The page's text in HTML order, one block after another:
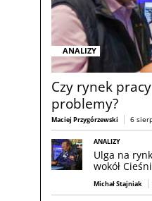
ANALIZY
Czy rynek
problemy?
Maciej Przygórzewski 6
ANALIZY
Ulga na
wokół
Michał Stajniak